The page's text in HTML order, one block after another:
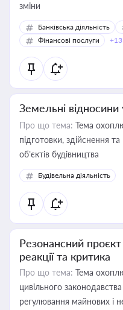
зміни
Банківська діяльність
Фінансові послуги
+13
Земельні відносини
Про що тема: Тема
підготовки, здійснення
об’єктів будівництва
Будівельна діяльність
Резонансний
реакції та критика
Про що тема: Тема
цивільного
регулювання майнових і